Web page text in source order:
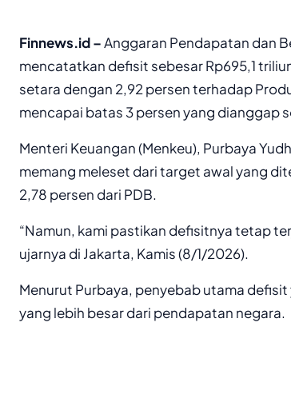
Finnews.id –Anggaran Pendapatan dan
mencatatkan defisit sebesar Rp695,1
setara dengan 2,92 persen terhadap
mencapai batas 3 persen yang dianggap
Menteri Keuangan (Menkeu), Purbaya
memang meleset dari target awal yang
2,78 persen dari PDB.
“Namun, kami pastikan defisitnya tetap
ujarnya di Jakarta, Kamis (8/1/2026).
Menurut Purbaya, penyebab utama
yang lebih besar dari pendapatan negara.